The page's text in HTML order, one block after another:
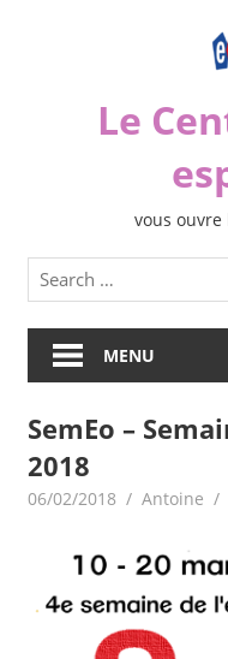
Le
vous
MENU
SemEo –
2018
06/02/2018 Antoine